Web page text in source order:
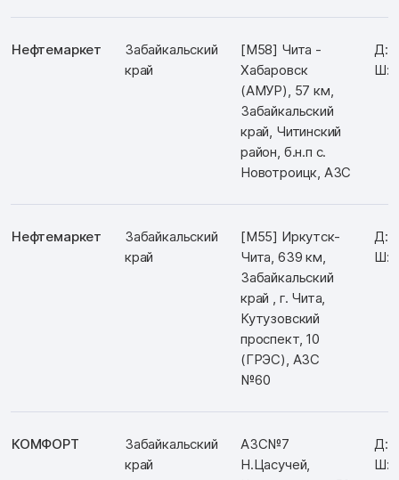
Нефтемаркет
Забайкальский
край
[М58] Чита -
Хабаровск
(АМУР), 57 км,
Забайкальский
край, Читинский
район, б.н.п с.
Новотроицк, АЗС
Д:
Ш:
Нефтемаркет
Забайкальский
край
[М55] Иркутск-
Чита, 639 км,
Забайкальский
край , г. Чита,
Кутузовский
проспект, 10
(ГРЭС), АЗС
№60
Д:
Ш:
КОМФОРТ
Забайкальский
край
АЗС№7
Н.Цасучей,
Д:
Ш: